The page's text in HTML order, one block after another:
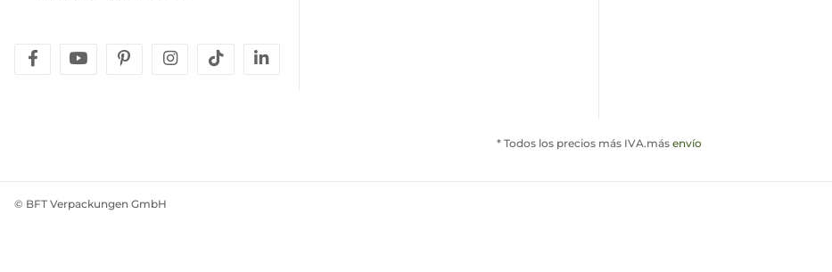
facebookyoutubepinterestinstagram
tiktok
* Todos los precios más IVA.más envío
© BFT Verpackungen GmbH